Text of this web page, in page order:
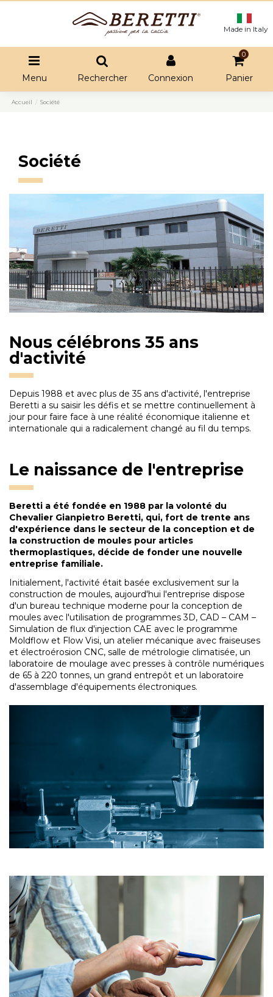
Made in Italy
Menu Rechercher Connexion
0
Panier
Accueil Société
Société
Nous célébrons 35 ans
d'activité
Depuis 1988 et avec plus de 35 ans d'activité, l'entreprise
Beretti a su saisir les défis et se mettre continuellement à
jour pour faire face à une réalité économique italienne et
internationale qui a radicalement changé au fil du temps.
Le naissance de l'entreprise
Beretti a été fondée en 1988 par la volonté du
Chevalier Gianpietro Beretti, qui, fort de trente ans
d'expérience dans le secteur de la conception et de
la construction de moules pour articles
thermoplastiques, décide de fonder une nouvelle
entreprise familiale.
Initialement, l'activité était basée exclusivement sur la
construction de moules, aujourd'hui l'entreprise dispose
d'un bureau technique moderne pour la conception de
moules avec l'utilisation de programmes 3D, CAD – CAM –
Simulation de flux d'injection CAE avec le programme
Moldflow et Flow Visi, un atelier mécanique avec fraiseuses
et électroérosion CNC, salle de métrologie climatisée, un
laboratoire de moulage avec presses à contrôle numériques
de 65 à 220 tonnes, un grand entrepôt et un laboratoire
d'assemblage d'équipements électroniques.